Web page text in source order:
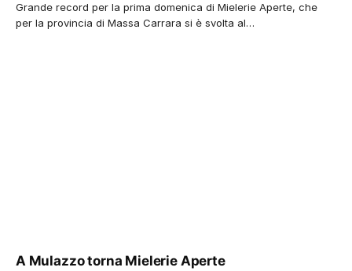
Grande record per la prima domenica di Mielerie Aperte, che
per la provincia di Massa Carrara si è svolta al…
A Mulazzo torna Mielerie Aperte